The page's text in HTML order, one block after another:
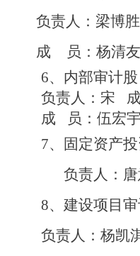
负责人： 梁博胜
成
员：杨清友
6、内部审计股
负责人：宋
成
成
员：伍宏宇
7、
固定资产
负责人：
8、建设项目
负责人：杨凯